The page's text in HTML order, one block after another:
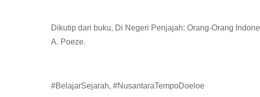
Dikutip dari buku, Di Negeri Penjajah: Orang-Orang
A. Poeze.
#BelajarSejarah, #NusantaraTempoDoeloe